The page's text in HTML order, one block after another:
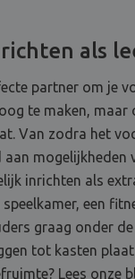
als
partner om je
te maken, maar
Van zodra het
aan mogelijkheden
inrichten als
speelkamer, een
graag onder
tot kasten
Lees onze